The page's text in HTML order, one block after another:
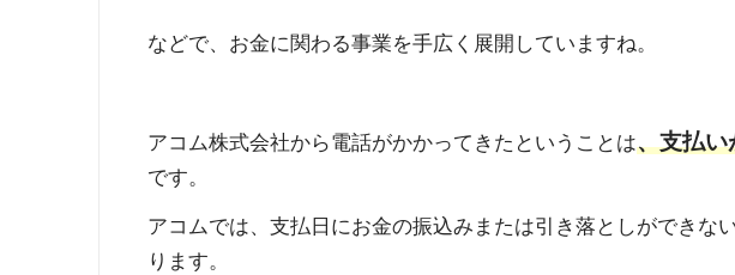
などで、お金に関わる事業を手広く展開していますね。
アコム株式会社から電話がかかってきたということは、支払い
です。
アコムでは、支払日にお金の振込みまたは引き落としができな
ります。